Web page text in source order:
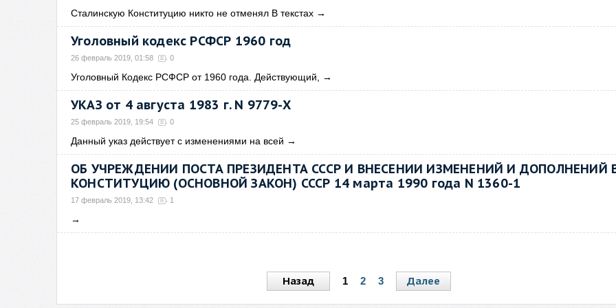
Сталинскую Конституцию никто не отменял В текстах →
Уголовный кодекс РСФСР 1960 год
26 февраль 2019, 01:58 0
Уголовный Кодекс РСФСР от 1960 года. Действующий, →
УКАЗ от 4 августа 1983 г. N 9779-X
25 февраль 2019, 19:54 0
Данный указ действует с изменениями на всей →
ОБ УЧРЕЖДЕНИИ ПОСТА ПРЕЗИДЕНТА СССР И ВНЕСЕНИИ ИЗМЕНЕНИЙ И ДОПОЛНЕНИЙ
КОНСТИТУЦИЮ (ОСНОВНОЙ ЗАКОН) СССР 14 марта 1990 года N 1360-1
17 февраль 2019, 13:42 1
→
Назад 1 2 3 Далее